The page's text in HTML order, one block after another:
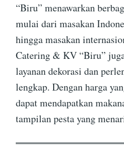
“Biru” menawarkan
mulai dari masakan
hingga masakan
Catering & KV “Biru”
layanan dekorasi dan
lengkap. Dengan harga
dapat mendapatkan
tampilan pesta yang